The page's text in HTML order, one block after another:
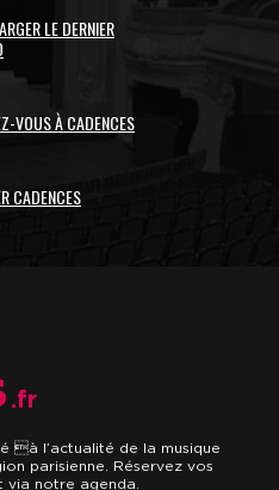
LE DERNIER
VOUS À CADENCES
CADENCES
.fr
à l’actualité de la musique
parisienne. Réservez vos
via notre agenda.